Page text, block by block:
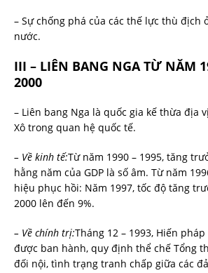
– Sự chống phá của các thế lực thù địch
nước.
III – LIÊN BANG NGA TỪ NĂM
2000
– Liên bang Nga là quốc gia kế thừa địa
Xô trong quan hệ quốc tế.
– Về kinh tế:Từ năm 1990 – 1995, tăng
hằng năm của GDP là số âm. Từ năm
hiệu phục hồi: Năm 1997, tốc độ tăng
2000 lên đến 9%.
– Về chính trị:Tháng 12 – 1993, Hiến
được ban hành, quy định thể chế Tổng
đối nội, tình trạng tranh chấp giữa các